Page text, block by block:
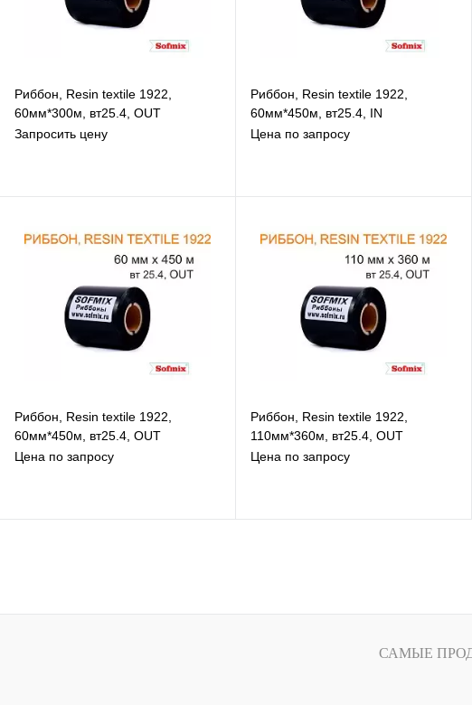
Риббон, Resin textile 1922,
60мм*300м, вт25.4, OUT
Запросить цену
В избранное
К сравнению
В наличии
Риббон, Resin textile 1922,
60мм*450м, вт25.4, IN
Цена по запросу
В избранное
К сравнению
Под заказ
Риббон, Resin textile 1922,
60мм*450м, вт25.4, OUT
Цена по запросу
Риббон, Resin textile 1922,
110мм*360м, вт25.4, OUT
Цена по запросу
САМЫЕ